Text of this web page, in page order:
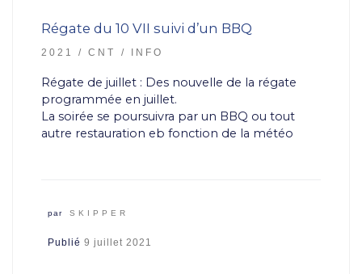
Régate du 10 VII suivi d’un BBQ
2021 CNT INFO
Régate de juillet : Des nouvelle de la régate
programmée en juillet.
La soirée se poursuivra par un BBQ ou tout
autre restauration eb fonction de la météo
par SKIPPER
Publié9 juillet 2021